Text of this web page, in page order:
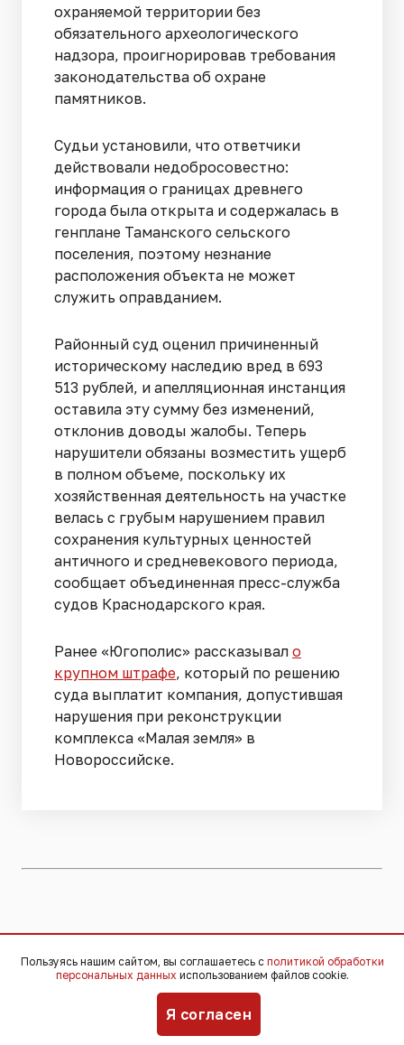
охраняемой территории без
обязательного археологического
надзора, проигнорировав требования
законодательства об охране
памятников.
Судьи установили, что ответчики
действовали недобросовестно:
информация о границах древнего
города была открыта и содержалась в
генплане Таманского сельского
поселения, поэтому незнание
расположения объекта не может
служить оправданием.
Районный суд оценил причиненный
историческому наследию вред в 693
513 рублей, и апелляционная инстанция
оставила эту сумму без изменений,
отклонив доводы жалобы. Теперь
нарушители обязаны возместить ущерб
в полном объеме, поскольку их
хозяйственная деятельность на участке
велась с грубым нарушением правил
сохранения культурных ценностей
античного и средневекового периода,
сообщает объединенная пресс-служба
судов Краснодарского края.
Ранее «Югополис» рассказывал о
крупном штрафе, который по решению
суда выплатит компания, допустившая
нарушения при реконструкции
комплекса «Малая земля» в
Новороссийске.
16-летний школьник попал за
решётку за попытку разложить
наркотики по закладкам в
Кропоткине
Пользуясь нашим сайтом, вы соглашаетесь с политикой обработки
персональных данных использованием файлов cookie.
Я согласен